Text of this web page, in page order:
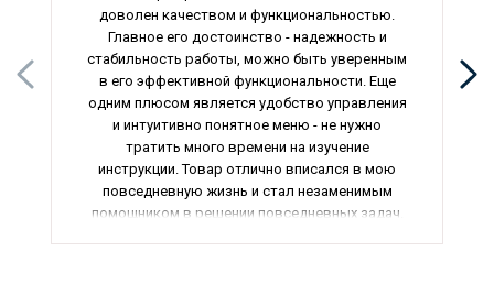
доволен качеством и функциональностью.
Главное его достоинство - надежность и
стабильность работы, можно быть уверенным
в его эффективной функциональности. Еще
одним плюсом является удобство управления
и интуитивно понятное меню - не нужно
тратить много времени на изучение
инструкции. Товар отлично вписался в мою
повседневную жизнь и стал незаменимым
помощником в решении повседневных задач.